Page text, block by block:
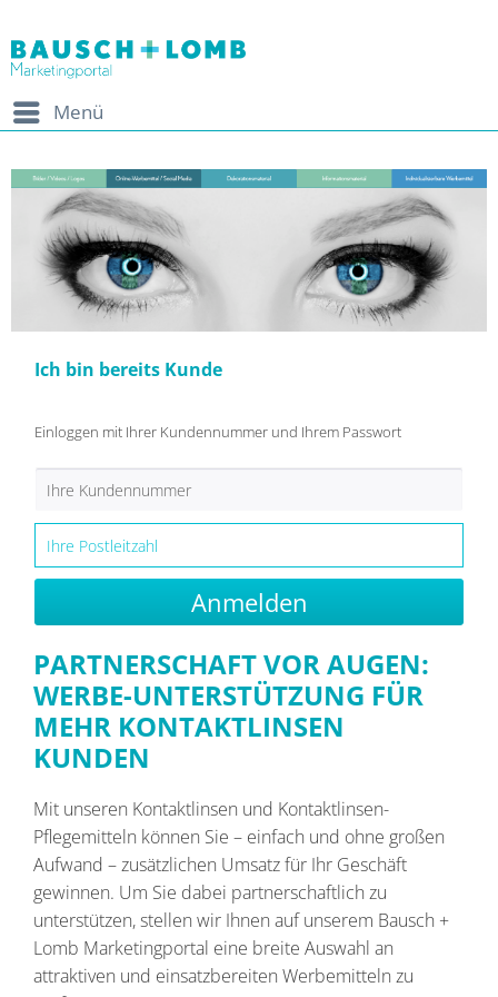
Menü
Ich bin bereits Kunde
Einloggen mit Ihrer Kundennummer und Ihrem Passwort
Anmelden
PARTNERSCHAFT VOR AUGEN:
WERBE-UNTERSTÜTZUNG FÜR
MEHR KONTAKTLINSEN
KUNDEN
Mit unseren Kontaktlinsen und Kontaktlinsen-
Pflegemitteln können Sie – einfach und ohne großen
Aufwand – zusätzlichen Umsatz für Ihr Geschäft
gewinnen. Um Sie dabei partnerschaftlich zu
unterstützen, stellen wir Ihnen auf unserem Bausch +
Lomb Marketingportal eine breite Auswahl an
attraktiven und einsatzbereiten Werbemitteln zu